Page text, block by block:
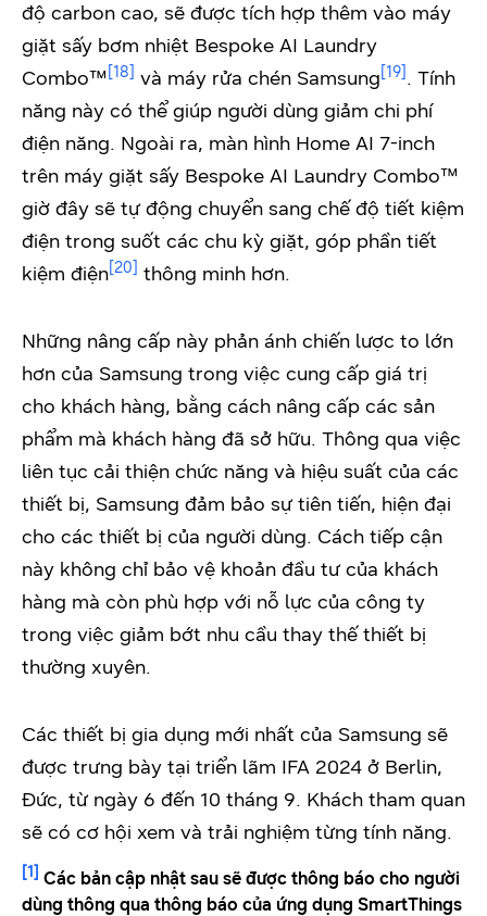
độ carbon cao, sẽ được tích hợp thêm vào máy
giặt sấy bơm nhiệt Bespoke AI Laundry
Combo™ [18] và máy rửa chén Samsung [19] . Tính
năng này có thể giúp người dùng giảm chi phí
điện năng. Ngoài ra, màn hình Home AI 7-inch
trên máy giặt sấy Bespoke AI Laundry Combo™
giờ đây sẽ tự động chuyển sang chế độ tiết kiệm
điện trong suốt các chu kỳ giặt, góp phần tiết
kiệm điện[20] thông minh hơn.
Những nâng cấp này phản ánh chiến lược to lớn
hơn của Samsung trong việc cung cấp giá trị
cho khách hàng, bằng cách nâng cấp các sản
phẩm mà khách hàng đã sở hữu. Thông qua việc
liên tục cải thiện chức năng và hiệu suất của các
thiết bị, Samsung đảm bảo sự tiên tiến, hiện đại
cho các thiết bị của người dùng. Cách tiếp cận
này không chỉ bảo vệ khoản đầu tư của khách
hàng mà còn phù hợp với nỗ lực của công ty
trong việc giảm bớt nhu cầu thay thế thiết bị
thường xuyên.
Các thiết bị gia dụng mới nhất của Samsung sẽ
được trưng bày tại triển lãm IFA 2024 ở Berlin,
Đức, từ ngày 6 đến 10 tháng 9. Khách tham quan
sẽ có cơ hội xem và trải nghiệm từng tính năng.
[1] Các bản cập nhật sau sẽ được thông báo cho người
dùng thông qua thông báo của ứng dụng SmartThings